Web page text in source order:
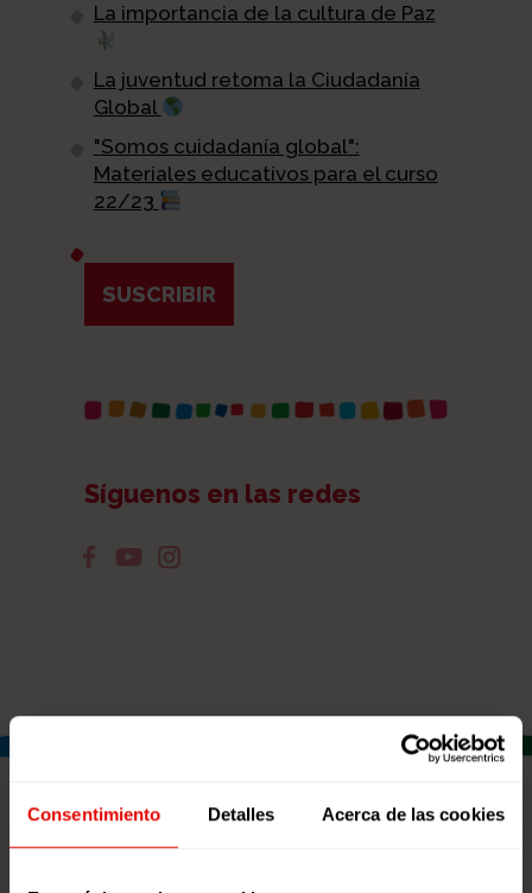
Consentimiento Detalles Acerca de las cookies
La importancia de la cultura de Paz
La juventud retoma la Ciudadanía
Global
"Somos cuidadanía global":
Materiales educativos para el curso
22/23
SUSCRIBIR
Síguenos en las redes
NOTICIAS RELACIONADAS